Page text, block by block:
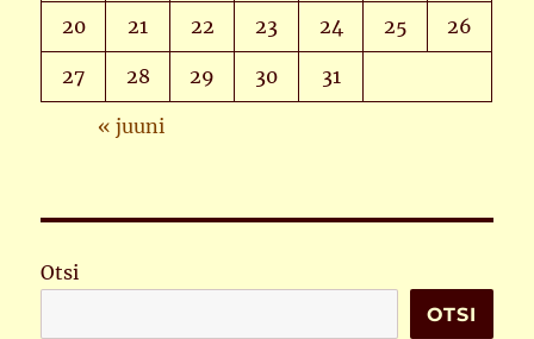
20 21 22 23 24 25 26
27 28 29 30 31
« juuni
Otsi
OTSI